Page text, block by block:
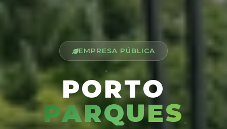
EMPRESA PÚBLICA
PORTO
PARQUES